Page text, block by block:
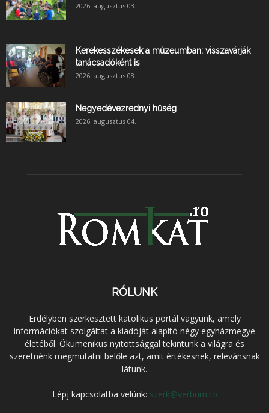
2026. augusztus 03.
Kerekesszékesek a múzeumban: visszavárják
tanácsadóként is
2026. augusztus 08.
Negyedévezrednyi hűség
2026. augusztus 04.
RÓLUNK
Erdélyben szerkesztett katolikus portál vagyunk, amely
információkat szolgáltat a kiadóját alapító négy egyházmegye
életéből. Ökumenikus nyitottsággal tekintünk a világra és
szeretnénk megmutatni belőle azt, amit értékesnek, relevánsnak
látunk.
Lépj kapcsolatba velünk: szerk@verbum.ro